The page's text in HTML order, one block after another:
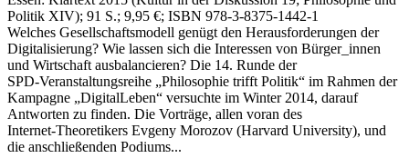
Politik XIV); 91 S.; 9,95 €; ISBN 978-3-8375-1442-1
Welches Gesellschaftsmodell genügt den Herausforderungen der
Digitalisierung? Wie lassen sich die Interessen von Bürger_innen
und Wirtschaft ausbalancieren? Die 14. Runde der
SPD‑Veranstaltungsreihe „Philosophie trifft Politik“ im Rahmen der
Kampagne „DigitalLeben“ versuchte im Winter 2014, darauf
Antworten zu finden. Die Vorträge, allen voran des
Internet‑Theoretikers Evgeny Morozov (Harvard University), und
die anschließenden Podiums...